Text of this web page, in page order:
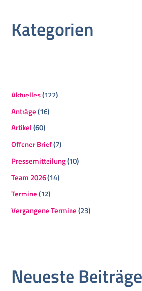
Kategorien
Aktuelles(122)
Anträge(16)
Artikel(60)
Offener Brief(7)
Pressemitteilung(10)
Team 2026(14)
Termine(12)
Vergangene Termine(23)
Neueste Beiträge